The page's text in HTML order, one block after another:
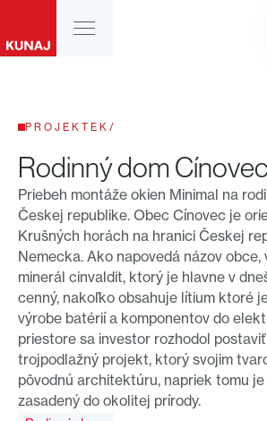
PROJEKTEK /
Rodinný dom Cínovec
Priebeh montáže okien Minimal na
Českej republike. Obec Cínovec je
Krušných horách na hranici Českej
Nemecka. Ako napovedá názov obce,
minerál cinvaldit, ktorý je hlavne v
cenný, nakoľko obsahuje lítium ktoré
výrobe batérií a komponentov do
priestore sa investor rozhodol postaviť
trojpodlažný projekt, ktorý svojim
pôvodnú architektúru, napriek tomu je
zasadený do okolitej prírody.